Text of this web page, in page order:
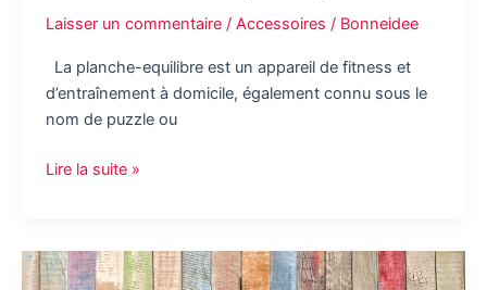
Laisser un commentaire / Accessoires / Bonneidee
La planche-equilibre est un appareil de fitness et
d’entraînement à domicile, également connu sous le
nom de puzzle ou
La
un
accessoire
Lire la suite »